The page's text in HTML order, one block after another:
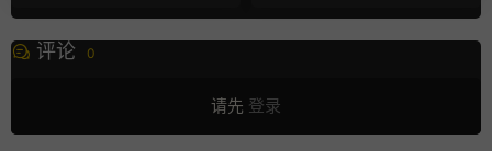
评论 0
请先 登录